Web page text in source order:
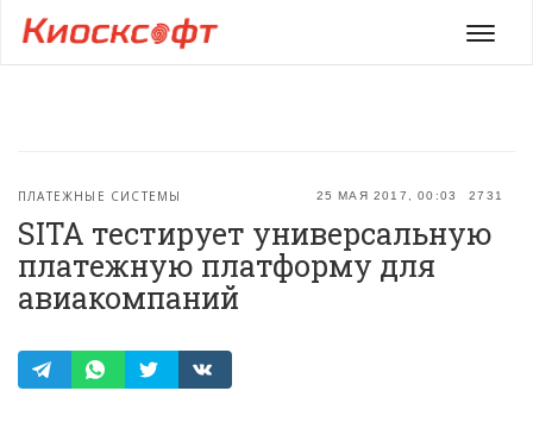
Меню
25 МАЯ 2017, 00:03 2731
ПЛАТЕЖНЫЕ СИСТЕМЫ
SITA тестирует универсальную
платежную платформу для
авиакомпаний